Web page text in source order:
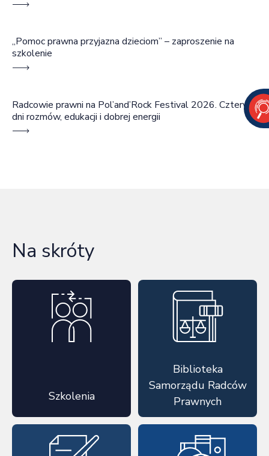
„Pomoc prawna przyjazna dzieciom” – zaproszenie na
szkolenie
Radcowie prawni na Pol’and’Rock Festival 2026. Cztery
dni rozmów, edukacji i dobrej energii
Na skróty
Szkolenia
Biblioteka
Samorządu Radców
Prawnych